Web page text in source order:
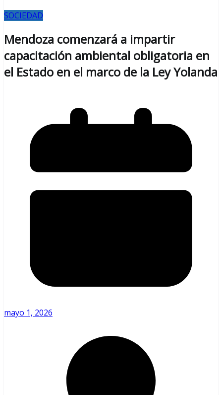
SOCIEDAD
Mendoza comenzará a impartir
capacitación ambiental obligatoria en
el Estado en el marco de la Ley Yolanda
mayo 1, 2026